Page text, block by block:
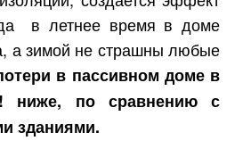
в летнее время в доме
а зимой не страшны любые
в пассивном доме в
ниже, по сравнению с
зданиями.